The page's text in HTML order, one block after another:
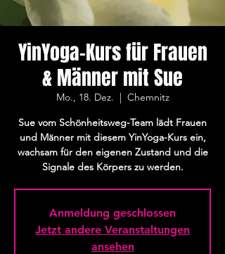
YinYoga-Kurs für Frauen
& Männer mit Sue
Mo., 18. Dez.
  |
Chemnitz
Sue vom Schönheitsweg-Team lädt Frauen
und Männer mit diesem YinYoga-Kurs ein,
wachsam für den eigenen Zustand und die
Signale des Körpers zu werden.
Anmeldung geschlossen
Jetzt andere Veranstaltungen
ansehen